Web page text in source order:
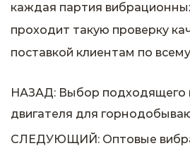
каждая партия
проходит такую ​​проверку
поставкой клиентам по
НАЗАД: Выбор подходящего
двигателя для
СЛЕДУЮЩИЙ: Оптовые